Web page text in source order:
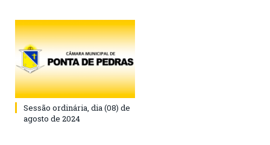
Sessão ordinária, dia (08) de
agosto de 2024